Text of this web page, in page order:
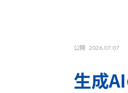
公開 2026.07.07
生成